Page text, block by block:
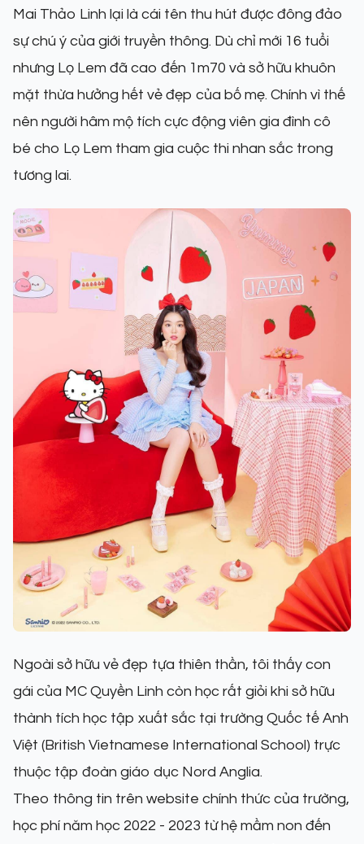
Mai Thảo Linh lại là cái tên thu hút được đông đảo
sự chú ý của giới truyền thông. Dù chỉ mới 16 tuổi
nhưng Lọ Lem đã cao đến 1m70 và sở hữu khuôn
mặt thừa hưởng hết vẻ đẹp của bố mẹ. Chính vì thế
nên người hâm mộ tích cực động viên gia đình cô
bé cho Lọ Lem tham gia cuộc thi nhan sắc trong
tương lai.
Ngoài sở hữu vẻ đẹp tựa thiên thần, tôi thấy con
gái của MC Quyền Linh còn học rất giỏi khi sở hữu
thành tích học tập xuất sắc tại trường Quốc tế Anh
Việt (British Vietnamese International School) trực
thuộc tập đoàn giáo dục Nord Anglia.
Theo thông tin trên website chính thức của trường,
học phí năm học 2022 - 2023 từ hệ mầm non đến